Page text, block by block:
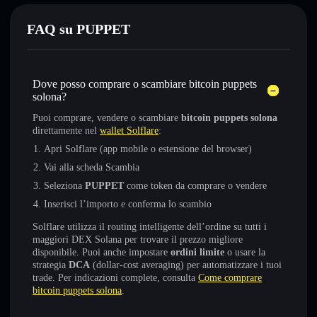
FAQ su PUPPET
Dove posso comprare o scambiare bitcoin puppets
solona?
Puoi comprare, vendere o scambiare bitcoin puppets solona
direttamente nel wallet Solflare:
Apri Solflare (app mobile o estensione del browser)
Vai alla scheda Scambia
Seleziona PUPPET come token da comprare o vendere
Inserisci l’importo e conferma lo scambio
Solflare utilizza il routing intelligente dell’ordine su tutti i
maggiori DEX Solana per trovare il prezzo migliore
disponibile. Puoi anche impostare ordini limite o usare la
strategia DCA (dollar-cost averaging) per automatizzare i tuoi
trade. Per indicazioni complete, consulta Come comprare
bitcoin puppets solona.